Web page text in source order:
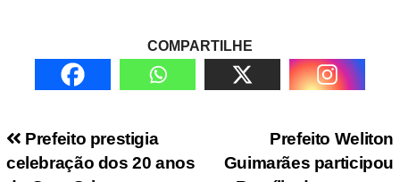
COMPARTILHE
Navegação de Post
Prefeito Weliton
Guimarães participou
Prefeito prestigia
celebração dos 20 anos